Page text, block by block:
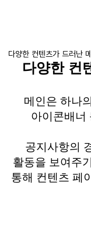
다양한 컨텐츠가 드러난
다양한 컨
메인은 하나
아이콘배너
공지사항의
활동을 보여주
통해 컨텐츠 페